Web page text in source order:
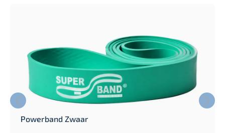
Powerband Zwaar